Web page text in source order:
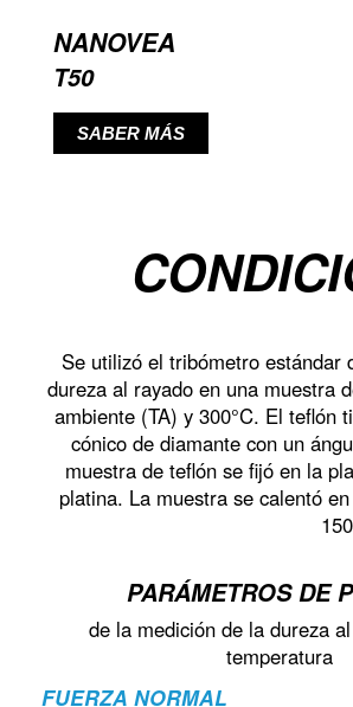
NANOVEA
T50
SABER MÁS
Se utilizó el tribómetro estándar
dureza al rayado en una muestra
ambiente (TA) y 300°C. El teflón
cónico de diamante con un
muestra de teflón se fijó en la
platina. La muestra se calentó
PARÁMETROS DE
de la medición de la dureza
temperatura
FUERZA NORMAL